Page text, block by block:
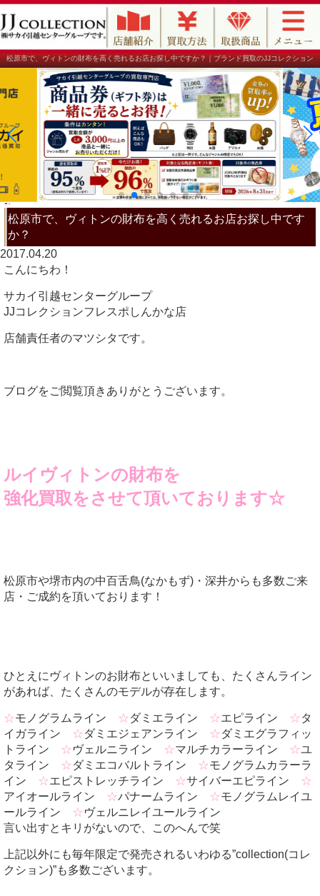
松原市で、ヴィトンの財布を高く売れるお店お探し中ですか？｜ブランド買取のJJコレクション
松原市で、ヴィトンの財布を高く売れるお店お探し中です
か？
2017.04.20
こんにちわ！
サカイ引越センターグループ
JJコレクションフレスポしんかな店
店舗責任者のマツシタです。
ブログをご閲覧頂きありがとうございます。
ルイヴィトンの財布を
強化買取をさせて頂いております☆
松原市や堺市内の中百舌鳥(なかもず)・深井からも多数ご来
店・ご成約を頂いております！
ひとえにヴィトンのお財布といいましても、たくさんライン
があれば、たくさんのモデルが存在します。
☆モノグラムライン ☆ダミエライン ☆エピライン ☆タ
イガライン ☆ダミエジェアンライン ☆ダミエグラフィッ
トライン ☆ヴェルニライン ☆マルチカラーライン ☆ユ
タライン ☆ダミエコバルトライン ☆モノグラムカラーラ
イン ☆エピストレッチライン ☆サイバーエピライン ☆
アイオールライン ☆パナームライン ☆モノグラムレイユ
ールライン ☆ヴェルニレイユールライン
言い出すとキリがないので、このへんで笑
上記以外にも毎年限定で発売されるいわゆる”collection(コレ
クション)”も多数ございます。